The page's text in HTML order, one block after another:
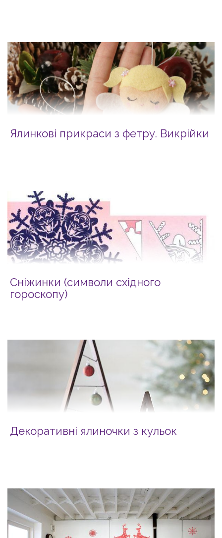
Ялинкові прикраси з фетру. Викрійки
Сніжинки (символи східного
гороскопу)
Декоративні ялиночки з кульок